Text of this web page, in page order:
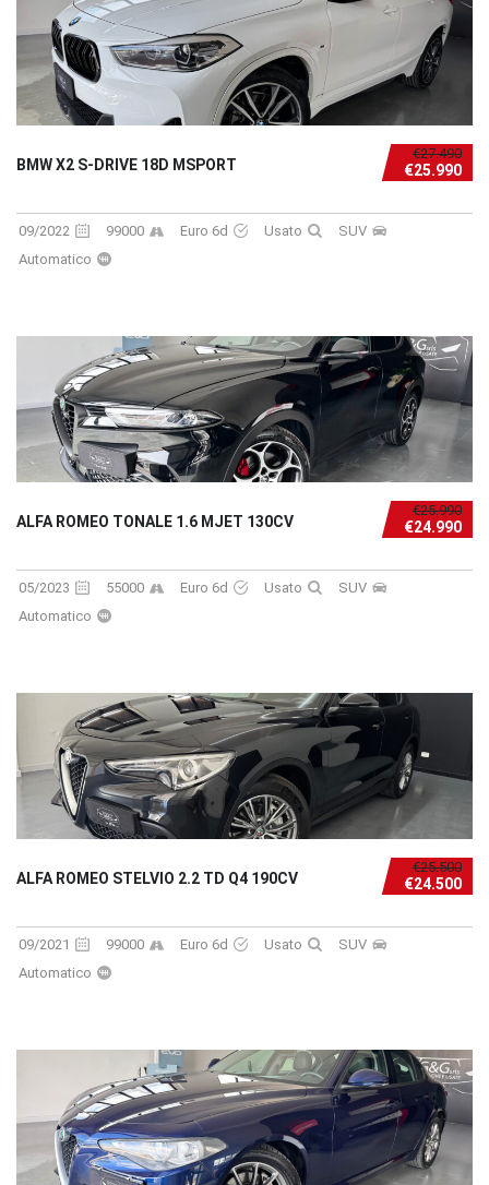
€27.490
€25.990
BMW X2 S-DRIVE 18D MSPORT
09/2022 99000 Euro 6d Usato
SUV
Automatico
€25.990
€24.990
ALFA ROMEO TONALE 1.6 MJET 130CV
05/2023 55000 Euro 6d Usato
SUV
Automatico
€25.500
€24.500
ALFA ROMEO STELVIO 2.2 TD Q4 190CV
09/2021 99000 Euro 6d Usato
SUV
Automatico